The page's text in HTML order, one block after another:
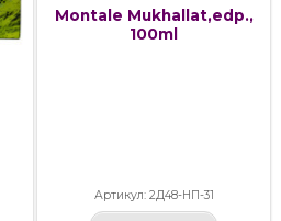
Montale Mukhallat,edp.,
100ml
Артикул: 2Д48-НП-31